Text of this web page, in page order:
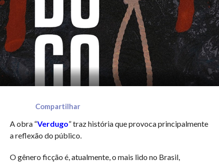
Compartilhar
A obra “Verdugo” traz história que provoca principalmente
a reflexão do público.
O gênero ficção é, atualmente, o mais lido no Brasil,